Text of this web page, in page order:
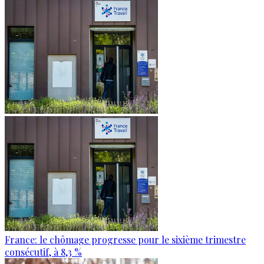
France: le chômage progresse pour le sixième trimestre
consécutif, à 8,3 %